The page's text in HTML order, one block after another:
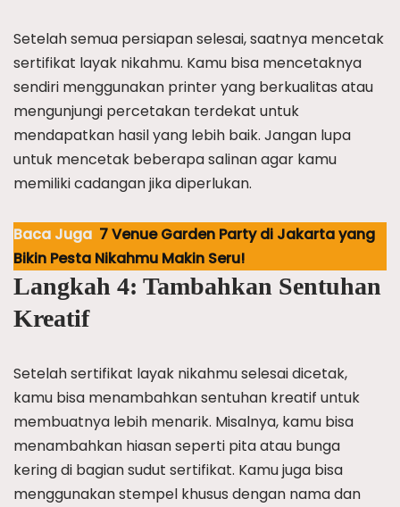
Setelah semua persiapan selesai, saatnya mencetak
sertifikat layak nikahmu. Kamu bisa mencetaknya
sendiri menggunakan printer yang berkualitas atau
mengunjungi percetakan terdekat untuk
mendapatkan hasil yang lebih baik. Jangan lupa
untuk mencetak beberapa salinan agar kamu
memiliki cadangan jika diperlukan.
Baca Juga 7 Venue Garden Party di Jakarta yang
Bikin Pesta Nikahmu Makin Seru!
Langkah 4: Tambahkan Sentuhan
Kreatif
Setelah sertifikat layak nikahmu selesai dicetak,
kamu bisa menambahkan sentuhan kreatif untuk
membuatnya lebih menarik. Misalnya, kamu bisa
menambahkan hiasan seperti pita atau bunga
kering di bagian sudut sertifikat. Kamu juga bisa
menggunakan stempel khusus dengan nama dan